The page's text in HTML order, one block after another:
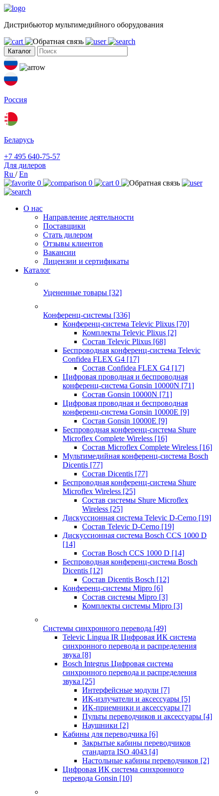
Дистрибьютор мультимедийного оборудования
Каталог
Россия
Беларусь
+7 495 640-75-57
Для дилеров
Ru /En
0
0 0
О нас
Направление деятельности
Поставщики
Стать дилером
Отзывы клиентов
Вакансии
Лицензии и сертификаты
Каталог
Уцененные товары [32]
Конференц-системы [336]
Конференц-система Televic Plixus [70]
Комплекты Televic Plixus [2]
Состав Televic Plixus [68]
Беспроводная конференц-система Televic
Confidea FLEX G4 [17]
Состав Confidea FLEX G4 [17]
Цифровая проводная и беспроводная
конференц-система Gonsin 10000N [71]
Состав Gonsin 10000N [71]
Цифровая проводная и беспроводная
конференц-система Gonsin 10000E [9]
Состав Gonsin 10000E [9]
Беспроводная конференц-система Shure
Microflex Complete Wireless [16]
Состав Microflex Complete Wireless [16]
Мультимедийная конференц-система Bosch
Dicentis [77]
Состав Dicentis [77]
Беспроводная конференц-система Shure
Microflex Wireless [25]
Состав системы Shure Microflex
Wireless [25]
Дискуссионная система Televic D-Cerno [19]
Состав Televic D-Cerno [19]
Дискуссионная система Bosch CCS 1000 D
[14]
Состав Bosch CCS 1000 D [14]
Беспроводная конференц-система Bosch
Dicentis [12]
Состав Dicentis Bosch [12]
Конференц-системы Mipro [6]
Состав системы Mipro [3]
Комплекты системы Mipro [3]
Системы синхронного перевода [49]
Televic Lingua IR Цифровая ИК система
синхронного перевода и распределения
звука [8]
Bosch Integrus Цифровая система
синхронного перевода и распределения
звука [25]
Интерфейсные модули [7]
ИК-излучатели и аксессуары [5]
ИК-приемники и аксессуары [7]
Пульты переводчиков и аксессуары [4]
Наушники [2]
Кабины для переводчика [6]
Закрытые кабины переводчиков
стандарта ISO 4043 [4]
Настольные кабины переводчиков [2]
Цифровая ИК система синхронного
перевода Gonsin [10]